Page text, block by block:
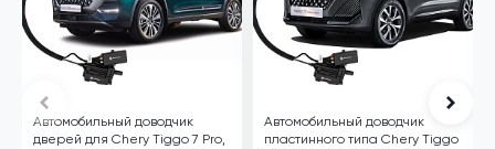
Автомобильный доводчик
дверей для Chery Tiggo 7 Pro,
Автомобильный доводчик
пластинного типа Chery Tiggo